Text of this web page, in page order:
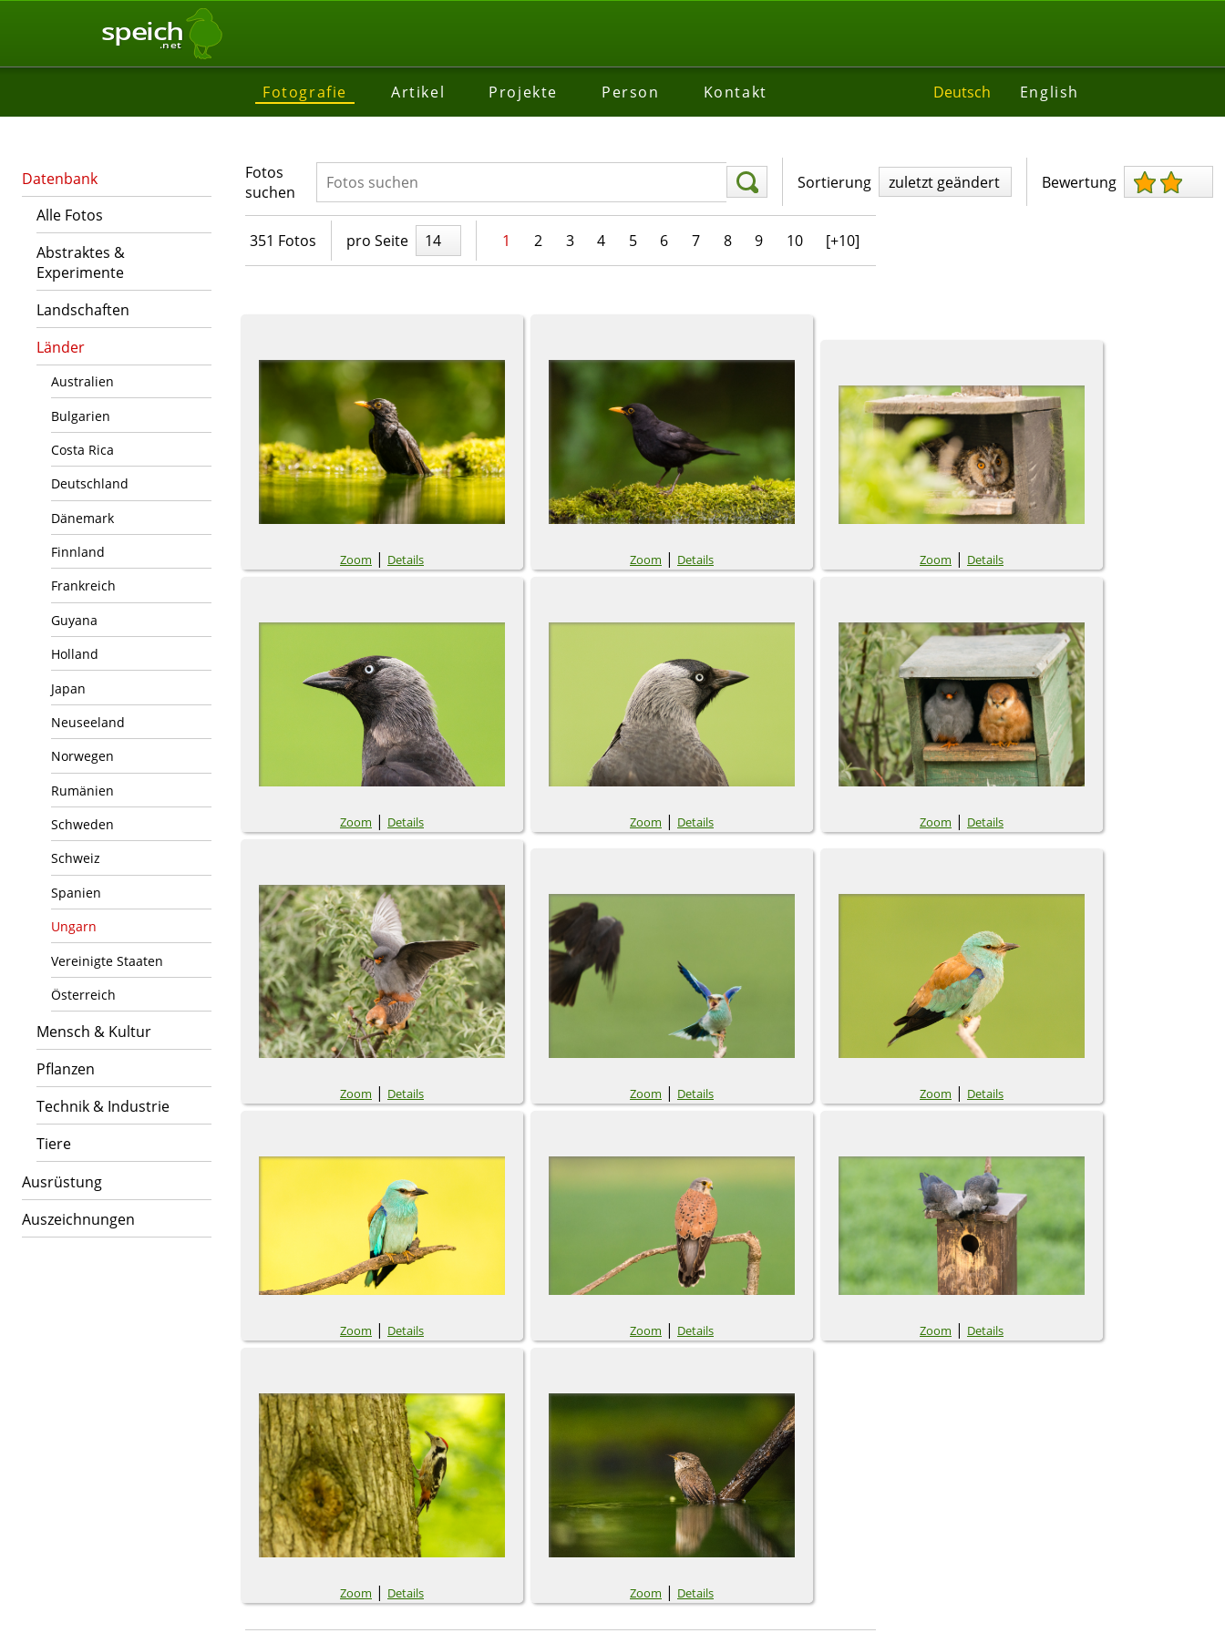
speich
.net
Fotografie Artikel Projekte Person Kontakt Deutsch English
Datenbank
Alle Fotos
Abstraktes &
Experimente
Landschaften
Länder
Australien
Bulgarien
Costa Rica
Deutschland
Dänemark
Finnland
Frankreich
Guyana
Holland
Japan
Neuseeland
Norwegen
Rumänien
Schweden
Schweiz
Spanien
Ungarn
Vereinigte Staaten
Österreich
Mensch & Kultur
Pflanzen
Technik & Industrie
Tiere
Ausrüstung
Auszeichnungen
Fotos
suchen
Sortierung zuletzt geändert Bewertung
351 Fotos pro Seite 14 1 2 3 4 5 6 7 8 9 10 [+10]
Zoom | Details Zoom | Details Zoom | Details
Zoom | Details Zoom | Details Zoom | Details
Zoom | Details Zoom | Details Zoom | Details
Zoom | Details Zoom | Details Zoom | Details
Zoom | Details Zoom | Details